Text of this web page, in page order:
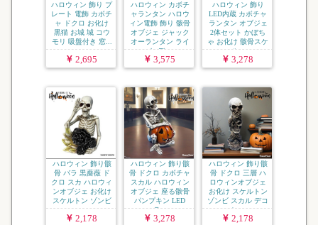
ハロウィン 飾り プ
レート 電飾 カボチ
ャ ドクロ お化け
黒猫 お城 城 コウ
モリ 吸盤付き 窓...
2,695
ハロウィン カボチ
ャランタン ハロウ
ィン電飾 飾り 骸骨
オブジェ ジャック
オーランタン ライ
ト デ...
3,575
ハロウィン 飾り
LED内蔵 カボチャ
ランタン オブジェ
2体セット かぼち
ゃ お化け 骸骨スケ
ル...
3,278
ハロウィン 飾り骸
骨 バラ 黒薔薇 ド
クロ スカ ハロウィ
ンオブジェ お化け
スケルトン ゾンビ
...
2,178
ハロウィン 飾り骸
骨 ドクロ カボチャ
スカル ハロウィン
オブジェ 座る骸骨
パンプキン LED
ラ...
3,278
ハロウィン 飾り骸
骨 ドクロ 三層 ハ
ロウィンオブジェ
お化け スケルトン
ゾンビ スカル デコ
レ...
2,178